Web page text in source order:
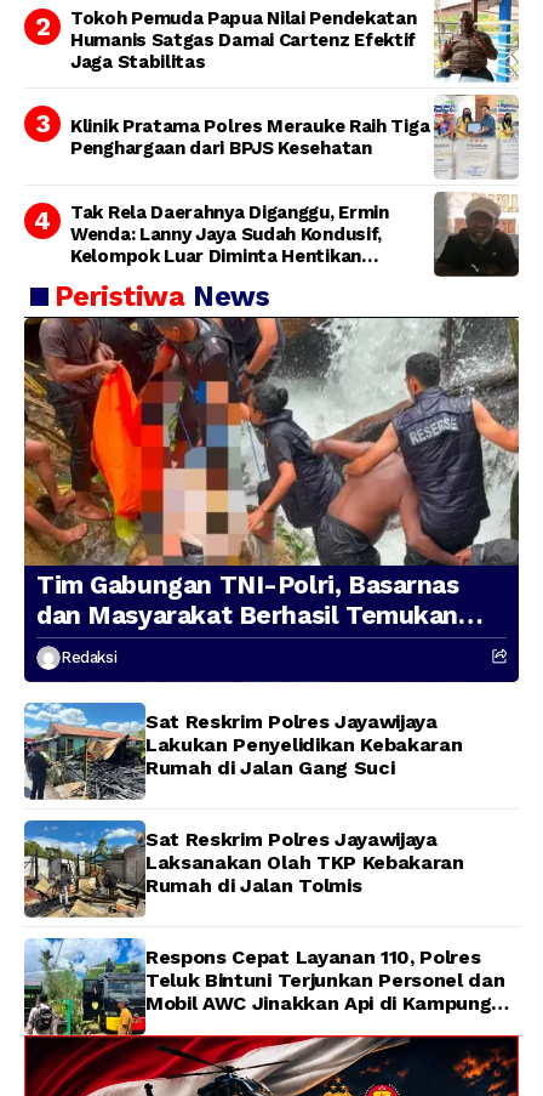
Tokoh Pemuda Papua Nilai Pendekatan
Humanis Satgas Damai Cartenz Efektif
Jaga Stabilitas
Klinik Pratama Polres Merauke Raih Tiga
Penghargaan dari BPJS Kesehatan
Tak Rela Daerahnya Diganggu, Ermin
Wenda: Lanny Jaya Sudah Kondusif,
Kelompok Luar Diminta Hentikan
Peristiwa News
Tim Gabungan TNI-Polri, Basarnas
dan Masyarakat Berhasil Temukan
Presenter TVRI Papua Barat yang
Hilang di Sungai Memti
Redaksi
Sat Reskrim Polres Jayawijaya
Lakukan Penyelidikan Kebakaran
Rumah di Jalan Gang Suci
Sat Reskrim Polres Jayawijaya
Laksanakan Olah TKP Kebakaran
Rumah di Jalan Tolmis
Respons Cepat Layanan 110, Polres
Teluk Bintuni Terjunkan Personel dan
Mobil AWC Jinakkan Api di Kampung